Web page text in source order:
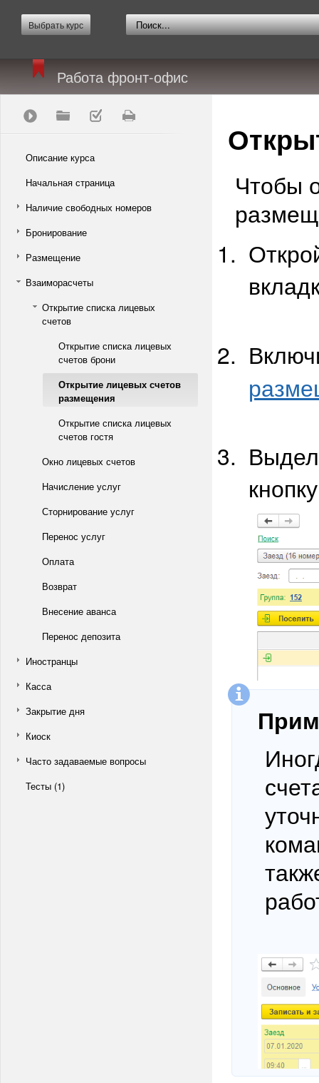
Выбрать курс
Работа фронт-офис
Описание курса
Начальная страница
Наличие свободных номеров
Бронирование
Размещение
Взаиморасчеты
Открытие списка лицевых
счетов
Открытие списка лицевых
счетов брони
Открытие лицевых счетов
размещения
Открытие списка лицевых
счетов гостя
Окно лицевых счетов
Начисление услуг
Сторнирование услуг
Перенос услуг
Оплата
Возврат
Внесение аванса
Перенос депозита
Иностранцы
Касса
Закрытие дня
Киоск
Часто задаваемые вопросы
Тесты (1)
Чтобы